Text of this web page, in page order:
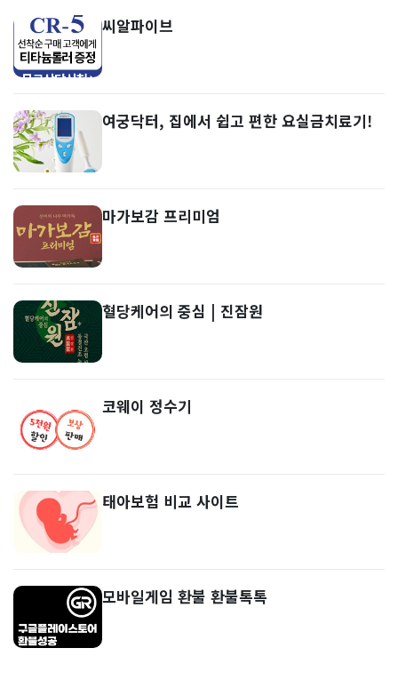
씨알파이브
여궁닥터, 집에서 쉽고 편한 요실금치료기!
마가보감 프리미엄
혈당케어의 중심 | 진잠원
코웨이 정수기
태아보험 비교 사이트
모바일게임 환불 환불톡톡